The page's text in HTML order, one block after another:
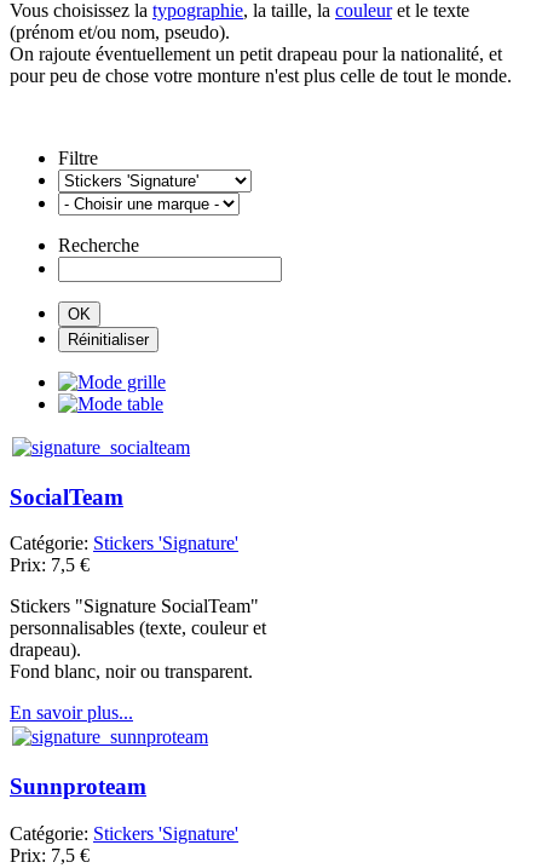
Vous choisissez la typographie, la taille, la couleuret le texte
(prénom et/ou nom, pseudo).
On rajoute éventuellement un petit drapeau pour la nationalité, et
pour peu de chose votre monture n'est plus celle de tout le monde.
Filtre
Recherche
SocialTeam
Catégorie: Stickers 'Signature'
Prix: 7,5 €
Stickers "Signature SocialTeam"
personnalisables (texte, couleur et
drapeau).
Fond blanc, noir ou transparent.
En savoir plus...
Sunnproteam
Catégorie: Stickers 'Signature'
Prix: 7,5 €